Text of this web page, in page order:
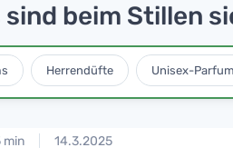
sind beim Stillen
Herrendüfte Unisex-
min 14.3.2025